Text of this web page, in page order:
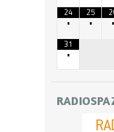
24
•
25
•
•
31
•